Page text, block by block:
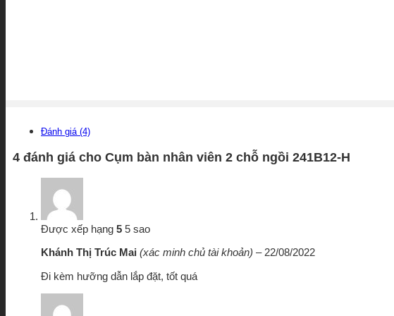
Đánh giá (4)
4 đánh giá cho Cụm bàn nhân viên 2 chỗ ngồi 241B12-H
Được xếp hạng 5 5 sao
Khánh Thị Trúc Mai (xác minh chủ tài khoản) – 22/08/2022
Đi kèm hưỡng dẫn lắp đặt, tốt quá